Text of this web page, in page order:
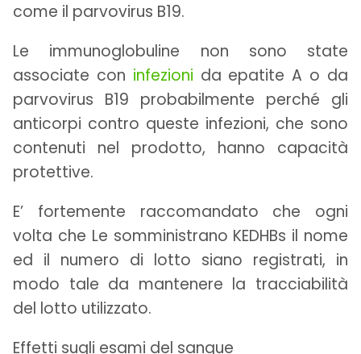
come il parvovirus B19.
Le immunoglobuline non sono state
associate con infezioni da epatite A o da
parvovirus B19 probabilmente perché gli
anticorpi contro queste infezioni, che sono
contenuti nel prodotto, hanno capacità
protettive.
E’ fortemente raccomandato che ogni
volta che Le somministrano KEDHBs il nome
ed il numero di lotto siano registrati, in
modo tale da mantenere la tracciabilità
del lotto utilizzato.
Effetti sugli esami del sangue